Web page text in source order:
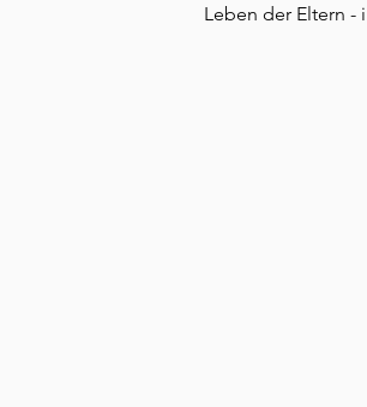
Leben der Eltern -